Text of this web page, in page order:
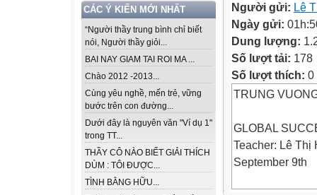
CÁC Ý KIẾN MỚI NHẤT
“Người thầy trung bình chỉ biết
nói, Người thầy giỏi...
BAI NAY GIAM TAI ROI MA ...
Chào 2012 -2013...
Cùng yêu nghề, mến trẻ, vững
bước trên con đường...
Dưới đây là nguyên văn "Ví dụ 1"
trong TT...
THẦY CÔ NÀO BIẾT GIẢI THÍCH
DÙM : TÔI ĐƯỢC...
TÌNH BẰNG HỮU...
Người gửi: Lê
Ngày gửi:
Dung lượng:
Số lượt tải: 178
Số lượt thích: 0
TRUNG
GLOBAL
Teacher: Lê Thị
September 9th